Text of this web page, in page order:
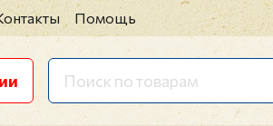
Помощь